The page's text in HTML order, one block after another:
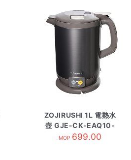
ZOJIRUSHI 1L 電熱水
壺 GJE-CK-EAQ10-
TA 黑
MOP 699.00